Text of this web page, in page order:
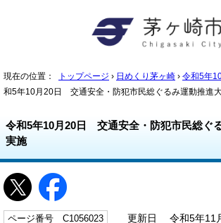
現在の位置： トップページ › 日めくり茅ヶ崎 › 令和5年
和5年10月20日 交通安全・防犯市民総ぐるみ運動推進
令和5年10月20日 交通安全・防犯市民総ぐ
実施
ページ番号 C1056023 更新日 令和5年11